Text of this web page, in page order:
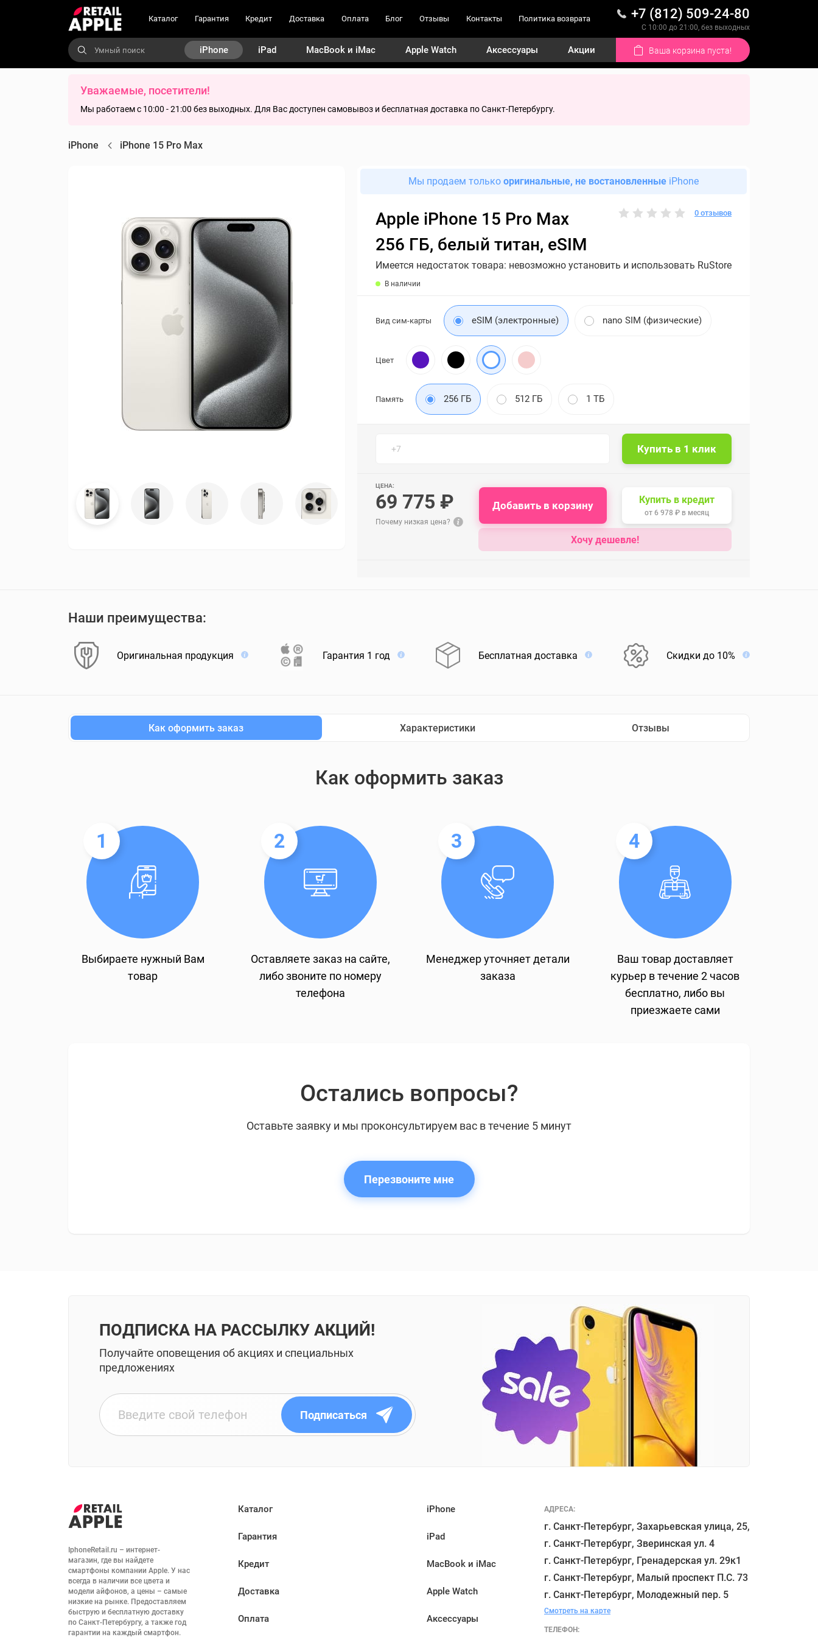
Каталог Гарантия Кредит Доставка Оплата Блог Отзывы Контакты Политика возврата +7 (812) 509-24-80
С 10:00 до 21:00, без выходных
iPhone iPad MacBook и iMac Apple Watch Аксессуары Акции Ваша корзина пуста!
Уважаемые, посетители!
Мы работаем с 10:00 - 21:00 без выходных. Для Вас доступен самовывоз и бесплатная доставка по Санкт-Петербургу.
iPhone iPhone 15 Pro Max
Мы продаем только оригинальные, не востановленные iPhone
Apple iPhone 15 Pro Max
256 ГБ, белый титан, eSIM
0 отзывов
Имеется недостаток товара: невозможно установить и использовать RuStore
В наличии
Вид сим-карты eSIM (электронные) nano SIM (физические)
Цвет
Память 256 ГБ 512 ГБ 1 ТБ
ЦЕНА:
69 775 ₽
Почему низкая цена?
Добавить в корзину Купить в кредит
от 6 978 ₽ в месяц
Хочу дешевле!
Наши преимущества:
Оригинальная продукция Гарантия 1 год Бесплатная доставка Скидки до 10%
Как оформить заказ Характеристики Отзывы
Как оформить заказ
1
Выбираете нужный Вам
товар
2
Оставляете заказ на сайте,
либо звоните по номеру
телефона
3
Менеджер уточняет детали
заказа
4
Ваш товар доставляет
курьер в течение 2 часов
бесплатно, либо вы
приезжаете сами
Остались вопросы?
Оставьте заявку и мы проконсультируем вас в течение 5 минут
Перезвоните мне
ПОДПИСКА НА РАССЫЛКУ АКЦИЙ!
Получайте оповещения об акциях и специальных
предложениях
Подписаться
IphoneRetail.ru – интернет-
магазин, где вы найдете
смартфоны компании Apple. У нас
всегда в наличии все цвета и
модели айфонов, а цены – самые
низкие на рынке. Предоставляем
быструю и бесплатную доставку
по Санкт-Петербургу, а также год
гарантии на каждый смартфон.
Каталог
Гарантия
Кредит
Доставка
Оплата
iPhone
iPad
MacBook и iMac
Apple Watch
Аксессуары
АДРЕСА:
г. Санкт-Петербург, Захарьевская улица, 25,
г. Санкт-Петербург, Зверинская ул. 4
г. Санкт-Петербург, Гренадерская ул. 29к1
г. Санкт-Петербург, Малый проспект П.С. 73
Смотреть на карте
ТЕЛЕФОН: